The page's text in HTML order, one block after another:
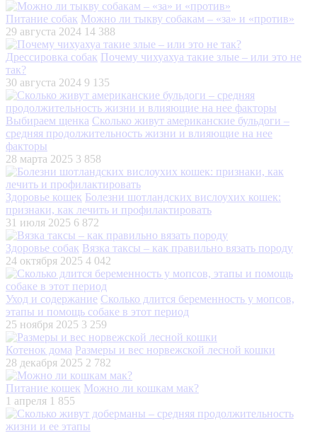
Питание собак Можно ли тыкву собакам – «за» и «против»
29 августа 2024 14 388
Дрессировка собак Почему чихуахуа такие злые – или это не
так?
30 августа 2024 9 135
Выбираем щенка Сколько живут американские бульдоги –
средняя продолжительность жизни и влияющие на нее
факторы
28 марта 2025 3 858
Здоровье кошек Болезни шотландских вислоухих кошек:
признаки, как лечить и профилактировать
31 июля 2025 6 872
Здоровье собак Вязка таксы – как правильно вязать породу
24 октября 2025 4 042
Уход и содержание Сколько длится беременность у мопсов,
этапы и помощь собаке в этот период
25 ноября 2025 3 259
Котенок дома Размеры и вес норвежской лесной кошки
28 декабря 2025 2 782
Питание кошек Можно ли кошкам мак?
1 апреля 1 855